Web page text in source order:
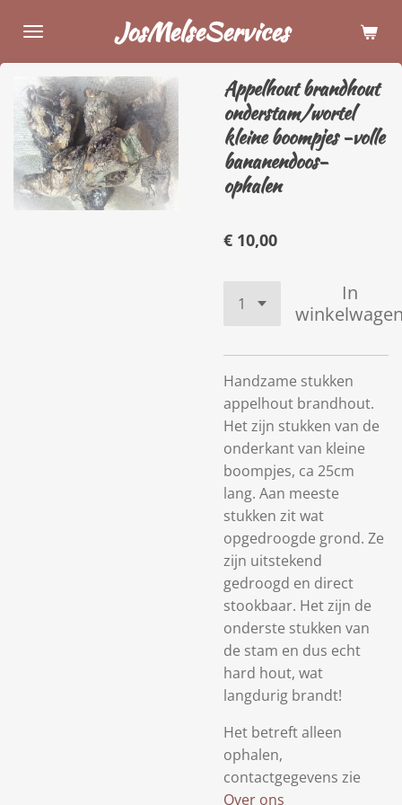
direct
naar
de
hoofdinhoud
JosMelseServices
Appelhout brandhout
onderstam/wortel
kleine boompjes -volle
bananendoos-
ophalen
€ 10,00
In
Handzame stukken
appelhout brandhout.
Het zijn stukken van de
onderkant van kleine
boompjes, ca 25cm
lang. Aan meeste
stukken zit wat
opgedroogde grond. Ze
zijn uitstekend
gedroogd en direct
stookbaar. Het zijn de
onderste stukken van
de stam en dus echt
hard hout, wat
langdurig brandt!
Het betreft alleen
ophalen,
contactgegevens zie
Over ons